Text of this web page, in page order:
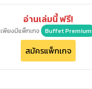
อ่านเล่มนี้ ฟรี!
เพียงมีแพ็กเกจ Buffet Premium
สมัครแพ็กเกจ